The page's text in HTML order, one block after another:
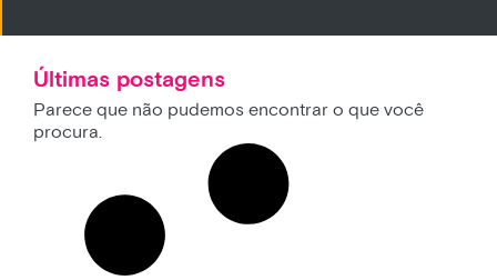
Últimas postagens
Parece que não pudemos encontrar o que você
procura.